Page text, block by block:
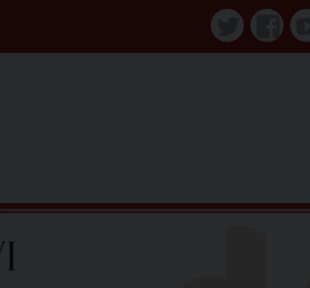
Twitter